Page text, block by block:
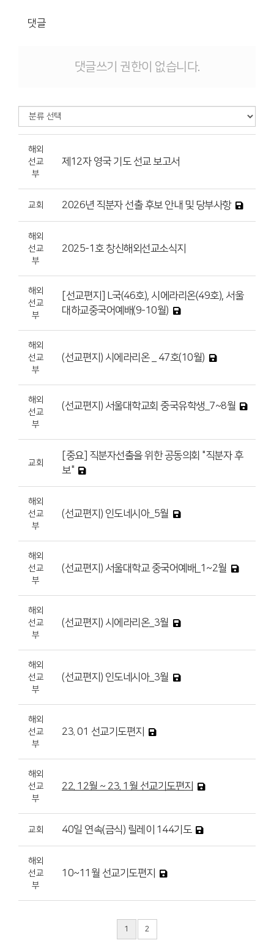
댓글
댓글쓰기 권한이 없습니다.
해외
선교
부
제12자 영국 기도 선교 보고서
교회 2026년 직분자 선출 후보 안내 및 당부사항
해외
선교
부
2025-1호 창신해외선교소식지
해외
선교
부
[선교편지] L국(46호), 시에라리온(49호), 서울
대하교중국어예배(9-10월)
해외
선교
부
(선교편지) 시에라리온 _ 47호(10월)
해외
선교
부
(선교편지) 서울대학교회 중국유학생_7~8월
교회
[중요] 직분자선출을 위한 공동의회 "직분자 후
보"
해외
선교
부
(선교편지) 인도네시아_5월
해외
선교
부
(선교편지) 서울대학교 중국어예배_1~2월
해외
선교
부
(선교편지) 시에라리온_3월
해외
선교
부
(선교편지) 인도네시아_3월
해외
선교
부
23. 01 선교기도편지
해외
선교
부
22. 12월 ~ 23. 1월 선교기도편지
교회 40일 연속(금식) 릴레이 144기도
해외
선교
부
10~11월 선교기도편지
1 2